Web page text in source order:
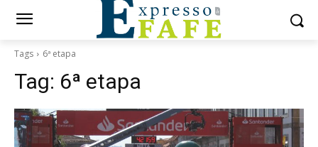
Tags 6ª etapa
Tag: 6ª etapa